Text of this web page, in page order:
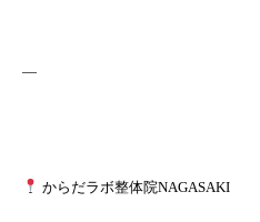
—
からだラボ整体院NAGASAKI